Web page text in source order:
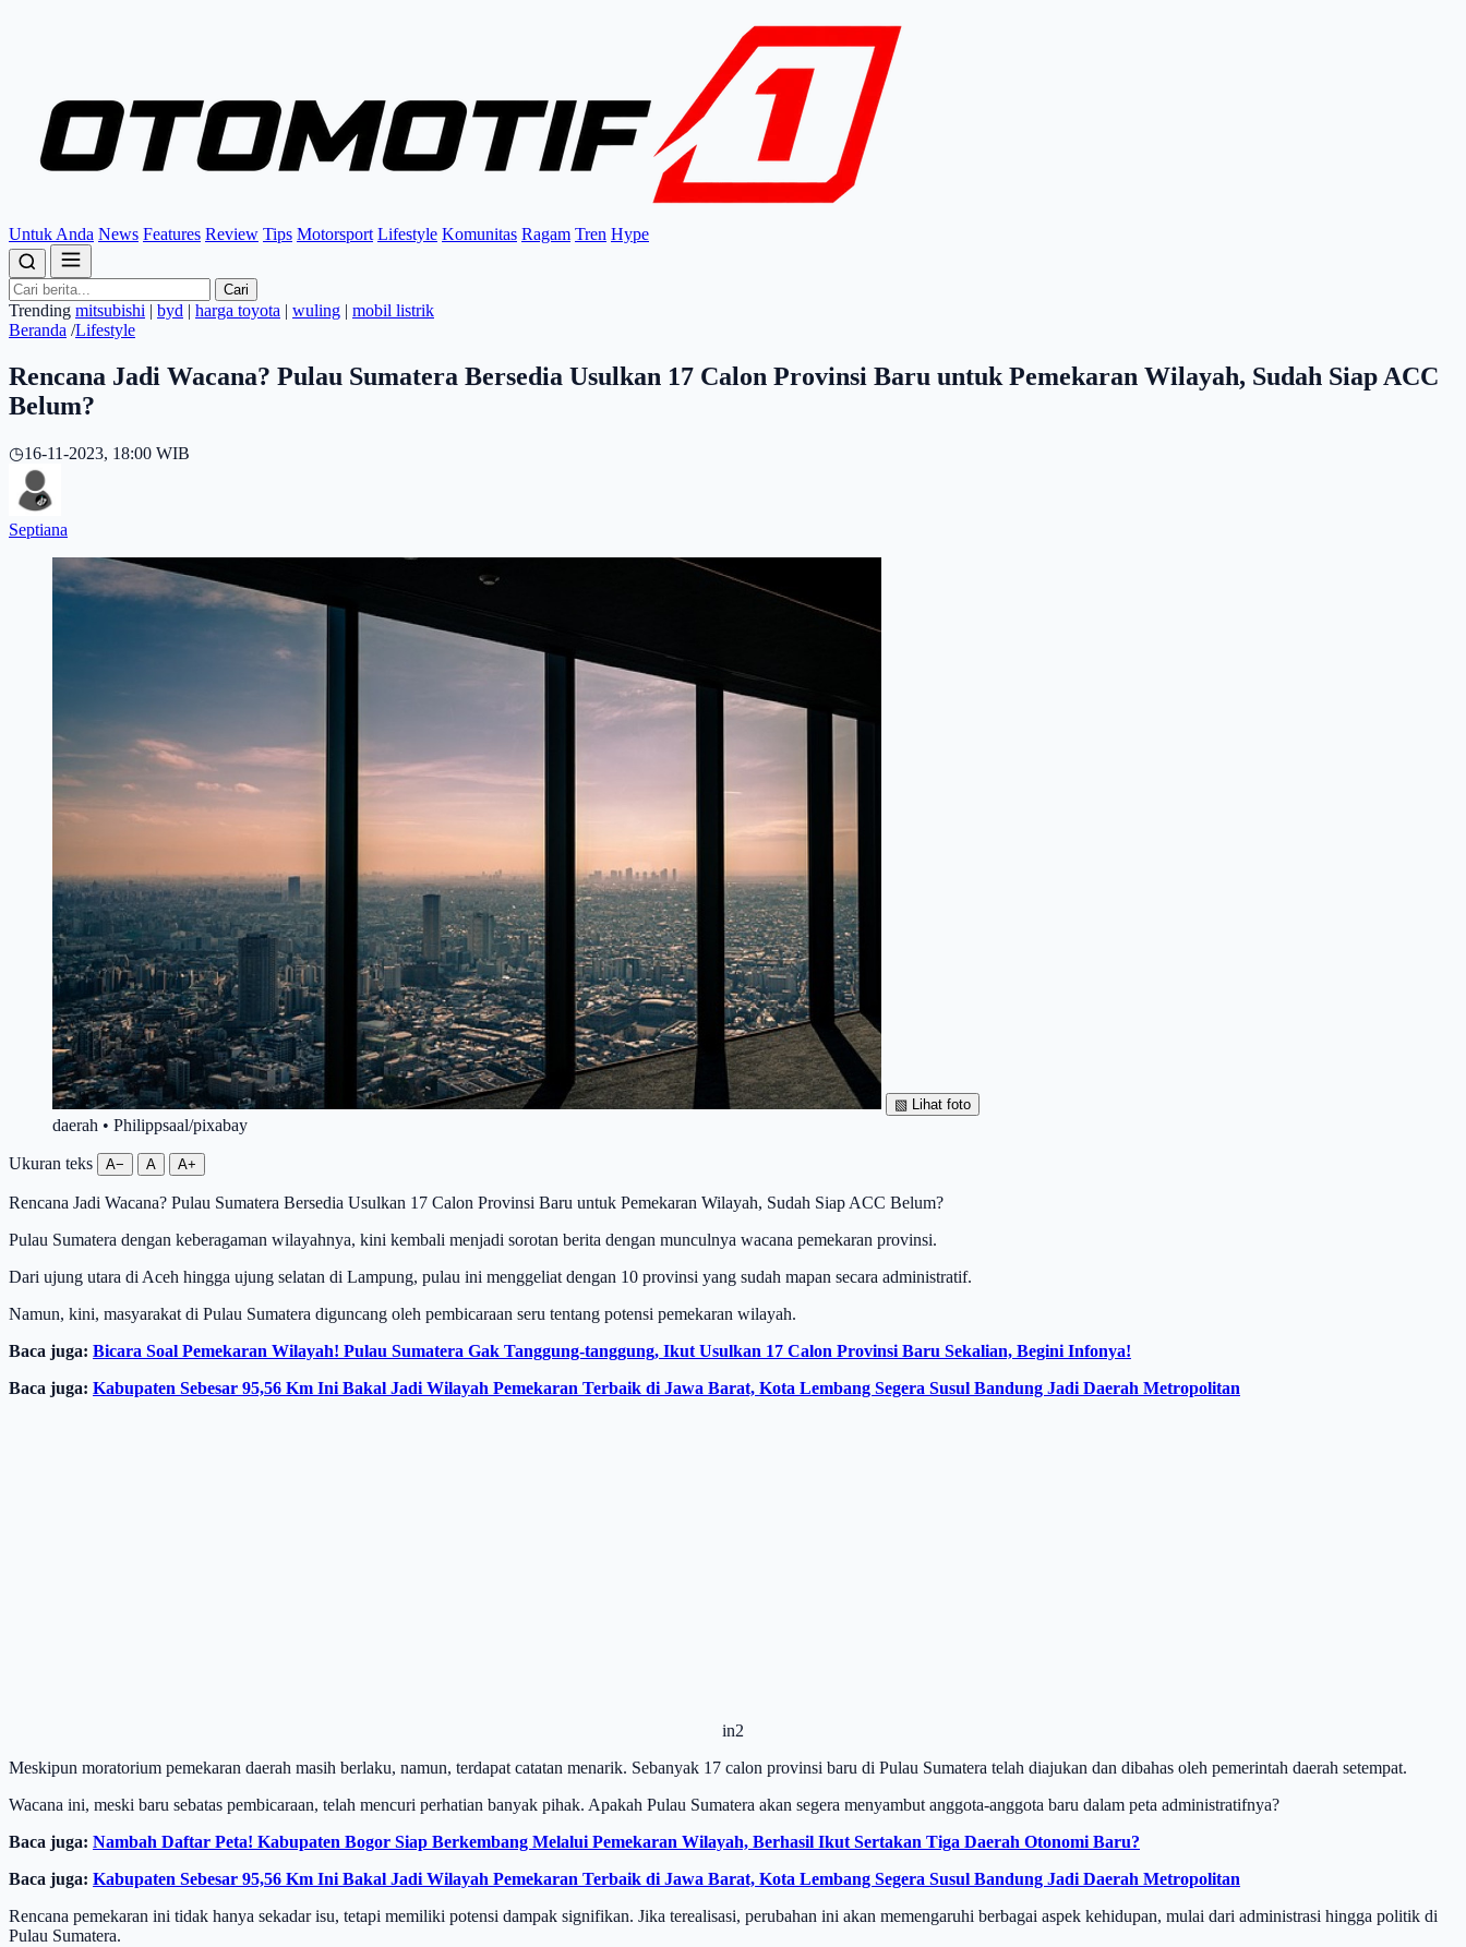
Untuk Anda News Features Review Tips Motorsport Lifestyle Komunitas Ragam Tren Hype
Cari
Trending mitsubishi | byd | harga toyota | wuling | mobil listrik
Beranda /Lifestyle
Rencana Jadi Wacana? Pulau Sumatera Bersedia Usulkan 17 Calon Provinsi Baru untuk Pemekaran Wilayah, Sudah Siap ACC
Belum?
◷16-11-2023, 18:00 WIB
Septiana
▧ Lihat foto
daerah • Philippsaal/pixabay
Ukuran teks A− A A+
Rencana Jadi Wacana? Pulau Sumatera Bersedia Usulkan 17 Calon Provinsi Baru untuk Pemekaran Wilayah, Sudah Siap ACC Belum?
Pulau Sumatera dengan keberagaman wilayahnya, kini kembali menjadi sorotan berita dengan munculnya wacana pemekaran provinsi.
Dari ujung utara di Aceh hingga ujung selatan di Lampung, pulau ini menggeliat dengan 10 provinsi yang sudah mapan secara administratif.
Namun, kini, masyarakat di Pulau Sumatera diguncang oleh pembicaraan seru tentang potensi pemekaran wilayah.
Baca juga: Bicara Soal Pemekaran Wilayah! Pulau Sumatera Gak Tanggung-tanggung, Ikut Usulkan 17 Calon Provinsi Baru Sekalian, Begini Infonya!
Baca juga: Kabupaten Sebesar 95,56 Km Ini Bakal Jadi Wilayah Pemekaran Terbaik di Jawa Barat, Kota Lembang Segera Susul Bandung Jadi Daerah Metropolitan
in2
Meskipun moratorium pemekaran daerah masih berlaku, namun, terdapat catatan menarik. Sebanyak 17 calon provinsi baru di Pulau Sumatera telah diajukan dan dibahas oleh pemerintah daerah setempat.
Wacana ini, meski baru sebatas pembicaraan, telah mencuri perhatian banyak pihak. Apakah Pulau Sumatera akan segera menyambut anggota-anggota baru dalam peta administratifnya?
Baca juga: Nambah Daftar Peta! Kabupaten Bogor Siap Berkembang Melalui Pemekaran Wilayah, Berhasil Ikut Sertakan Tiga Daerah Otonomi Baru?
Baca juga: Kabupaten Sebesar 95,56 Km Ini Bakal Jadi Wilayah Pemekaran Terbaik di Jawa Barat, Kota Lembang Segera Susul Bandung Jadi Daerah Metropolitan
Rencana pemekaran ini tidak hanya sekadar isu, tetapi memiliki potensi dampak signifikan. Jika terealisasi, perubahan ini akan memengaruhi berbagai aspek kehidupan, mulai dari administrasi hingga politik di
Pulau Sumatera.